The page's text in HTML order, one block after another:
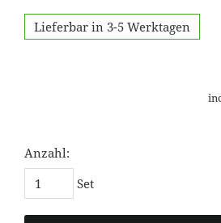
Lieferbar in 3-5 Werktagen
Anzahl:
Set